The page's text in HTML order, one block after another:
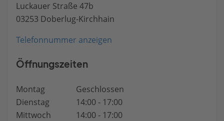
Luckauer Straße 47b
03253 Doberlug-Kirchhain
Telefonnummer anzeigen
Öffnungszeiten
Montag
Geschlossen
Dienstag
14:00 - 17:00
Mittwoch
14:00 - 17:00